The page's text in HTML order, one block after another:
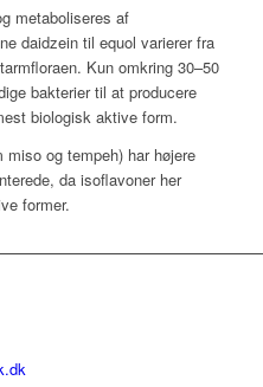
metaboliseres af
daidzein til equol varierer fra
Kun omkring 30–50
bakterier til at producere
biologisk aktive form.
miso og tempeh) har højere
da isoflavoner her
former.